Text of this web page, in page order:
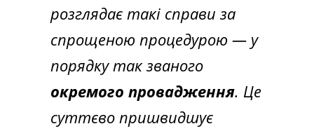
розглядає такі справи за
спрощеною процедурою — у
порядку так званого
окремого провадження. Це
суттєво пришвидшує